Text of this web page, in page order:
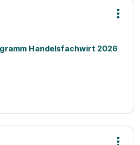
Handelsfachwirt 2026